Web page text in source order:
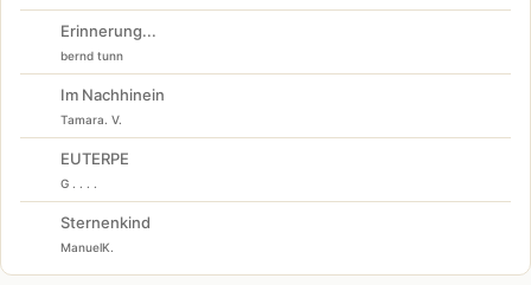
Erinnerung...
bernd tunn
Im Nachhinein
Tamara. V.
EUTERPE
G . . . .
Sternenkind
ManuelK.